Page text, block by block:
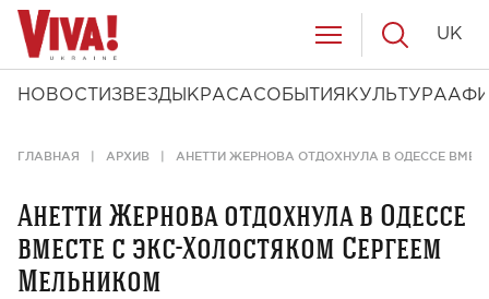
НОВОСТИ ЗВЕЗДЫ КРАСАСОБЫТИЯ КУЛЬТУРА
UK
ГЛАВНАЯ АРХИВ АНЕТТИ ЖЕРНОВА ОТДОХНУЛА В ОДЕССЕ
Анетти Жернова отдохнула в Одессе
вместе с экс-Холостяком Сергеем
Мельником